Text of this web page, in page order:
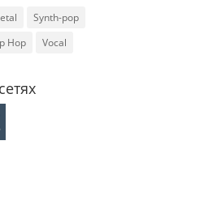
Synth-pop
Hop Vocal